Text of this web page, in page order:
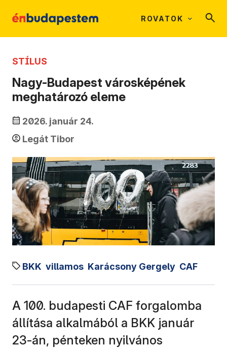
ROVATOK
STÍLUS
Nagy-Budapest városképének
meghatározó eleme
2026. január 24.
Legát Tibor
BKK villamos Karácsony Gergely CAF
A 100. budapesti CAF forgalomba
állítása alkalmából a BKK január
23-án, pénteken nyilvános